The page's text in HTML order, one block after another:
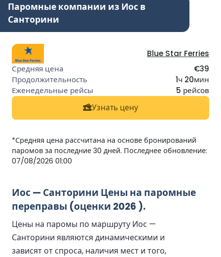
Паромные компании из Иос в
Санторини
Blue Star Ferries
€39
1ч 20мин
5 рейсов
Узнать цену
*Средняя цена рассчитана на основе бронирований
паромов за последние 30 дней. Последнее обновление:
07/08/2026 01:00
Иос — Санторини Цены на паромные
переправы (оценки 2026 ).
Цены на паромы по маршруту Иос —
Санторини являются динамическими и
зависят от спроса, наличия мест и того,